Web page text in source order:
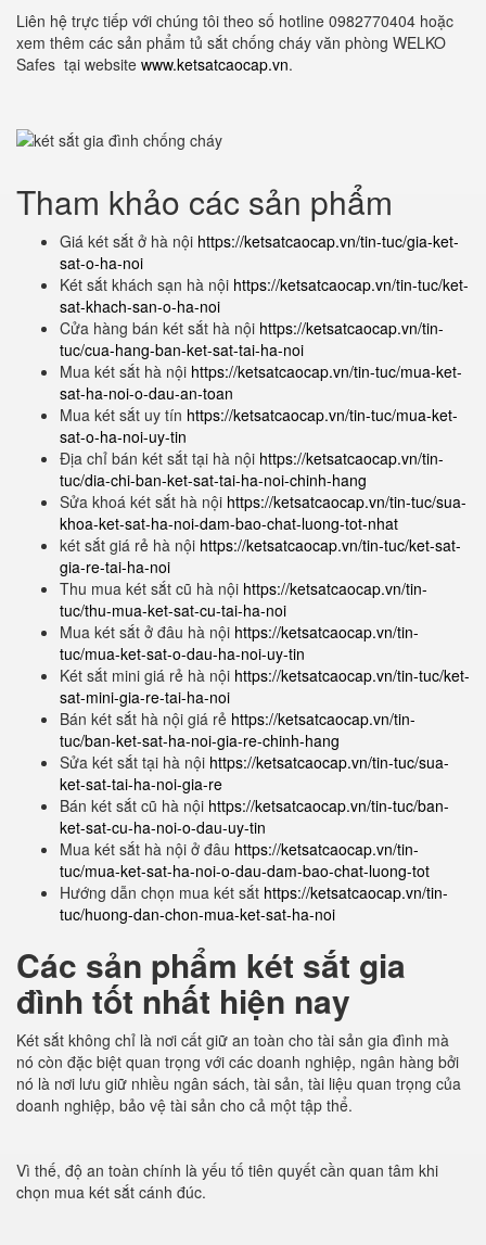
Liên hệ trực tiếp với chúng tôi theo số hotline 0982770404 hoặc
xem thêm các sản phẩm tủ sắt chống cháy văn phòng WELKO
Safes tại website www.ketsatcaocap.vn.
Tham khảo các sản phẩm
Giá két sắt ở hà nội https://ketsatcaocap.vn/tin-tuc/gia-ket-
sat-o-ha-noi
Két sắt khách sạn hà nội https://ketsatcaocap.vn/tin-tuc/ket-
sat-khach-san-o-ha-noi
Cửa hàng bán két sắt hà nội https://ketsatcaocap.vn/tin-
tuc/cua-hang-ban-ket-sat-tai-ha-noi
Mua két sắt hà nội https://ketsatcaocap.vn/tin-tuc/mua-ket-
sat-ha-noi-o-dau-an-toan
Mua két sắt uy tín https://ketsatcaocap.vn/tin-tuc/mua-ket-
sat-o-ha-noi-uy-tin
Địa chỉ bán két sắt tại hà nội https://ketsatcaocap.vn/tin-
tuc/dia-chi-ban-ket-sat-tai-ha-noi-chinh-hang
Sửa khoá két sắt hà nội https://ketsatcaocap.vn/tin-tuc/sua-
khoa-ket-sat-ha-noi-dam-bao-chat-luong-tot-nhat
két sắt giá rẻ hà nội https://ketsatcaocap.vn/tin-tuc/ket-sat-
gia-re-tai-ha-noi
Thu mua két sắt cũ hà nội https://ketsatcaocap.vn/tin-
tuc/thu-mua-ket-sat-cu-tai-ha-noi
Mua két sắt ở đâu hà nội https://ketsatcaocap.vn/tin-
tuc/mua-ket-sat-o-dau-ha-noi-uy-tin
Két sắt mini giá rẻ hà nội https://ketsatcaocap.vn/tin-tuc/ket-
sat-mini-gia-re-tai-ha-noi
Bán két sắt hà nội giá rẻ https://ketsatcaocap.vn/tin-
tuc/ban-ket-sat-ha-noi-gia-re-chinh-hang
Sửa két sắt tại hà nội https://ketsatcaocap.vn/tin-tuc/sua-
ket-sat-tai-ha-noi-gia-re
Bán két sắt cũ hà nội https://ketsatcaocap.vn/tin-tuc/ban-
ket-sat-cu-ha-noi-o-dau-uy-tin
Mua két sắt hà nội ở đâu https://ketsatcaocap.vn/tin-
tuc/mua-ket-sat-ha-noi-o-dau-dam-bao-chat-luong-tot
Hướng dẫn chọn mua két sắt https://ketsatcaocap.vn/tin-
tuc/huong-dan-chon-mua-ket-sat-ha-noi
Các sản phẩm két sắt gia
đình tốt nhất hiện nay
Két sắt không chỉ là nơi cất giữ an toàn cho tài sản gia đình mà
nó còn đặc biệt quan trọng với các doanh nghiệp, ngân hàng bởi
nó là nơi lưu giữ nhiều ngân sách, tài sản, tài liệu quan trọng của
doanh nghiệp, bảo vệ tài sản cho cả một tập thể.
Vì thế, độ an toàn chính là yếu tố tiên quyết cần quan tâm khi
chọn mua két sắt cánh đúc.